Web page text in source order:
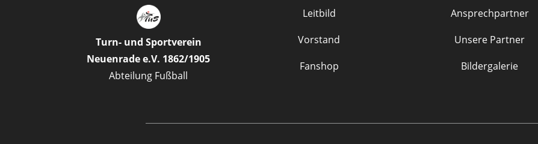
Turn- und Sportverein
Neuenrade e.V. 1862/1905
Abteilung Fußball
Leitbild
Vorstand
Fanshop
Ansprechpartner
Unsere Partner
Bildergalerie